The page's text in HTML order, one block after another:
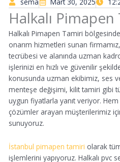
Halkalı
Halkalı Pimapen Tamiri
onarım hizmetleri sunan
tecrübesi ve alanında uzman
işlerinizi en hızlı ve güvenilir
konusunda uzman ekibimiz, ses
menteşe değişimi, kilit tamiri gibi
uygun fiyatlarla yanıt veriyor.
çözümler arayan müşterilerimiz
sunuyoruz.
İstanbul pimapen tamiri olarak
işlemlerini yapıyoruz. Halkalı pvc